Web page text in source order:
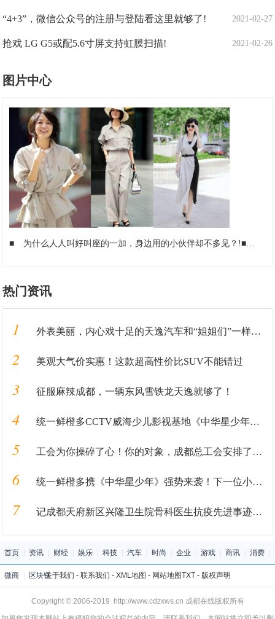
2021-02-27
“4+3”，微信公众号的注册与登陆看这里就够了!
2021-02-26
抢戏 LG G5或配5.6寸屏支持虹膜扫描!
图片中心
■ 为什么人人叫好叫座的一加，身边用的小伙伴却不多见？!■
热门资讯
1 外表美丽，内心戏十足的天逸汽车和“姐姐们”一样，靠实力圈粉
2 美观大气价实惠！这款超高性价比SUV不能错过
3 征服麻辣成都，一辆东风雪铁龙天逸就够了！
4 统一鲜橙多CCTV威海少儿影视基地《中华星少年》火热报名中
5 工会为你操碎了心！你的对象，成都总工会安排了！！！
6 统一鲜橙多携《中华星少年》强势来袭！下一位小明星就是你！
7 记成都天府新区兴隆卫生院骨科医生抗疫先进事迹—刘浩
首页 资讯 财经 娱乐 科技 汽车 时尚 企业 游戏 商讯 消费
微商 区块链关于我们 - 联系我们 - XML地图 - 网站地图TXT- 版权声明
Copyright © 2006-2019 http://www.cdzxws.cn 成都在线版权所有